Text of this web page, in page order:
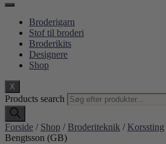
Broderigarn
Stof til broderi
Broderikits
Designere
Shop
X
Products search
Forside / Shop / Broderiteknik / Korssting
Bengtsson (GB)